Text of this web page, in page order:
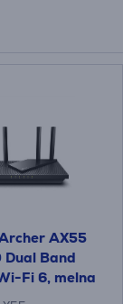
AX55
Band
Fi 6, melna
rūteris